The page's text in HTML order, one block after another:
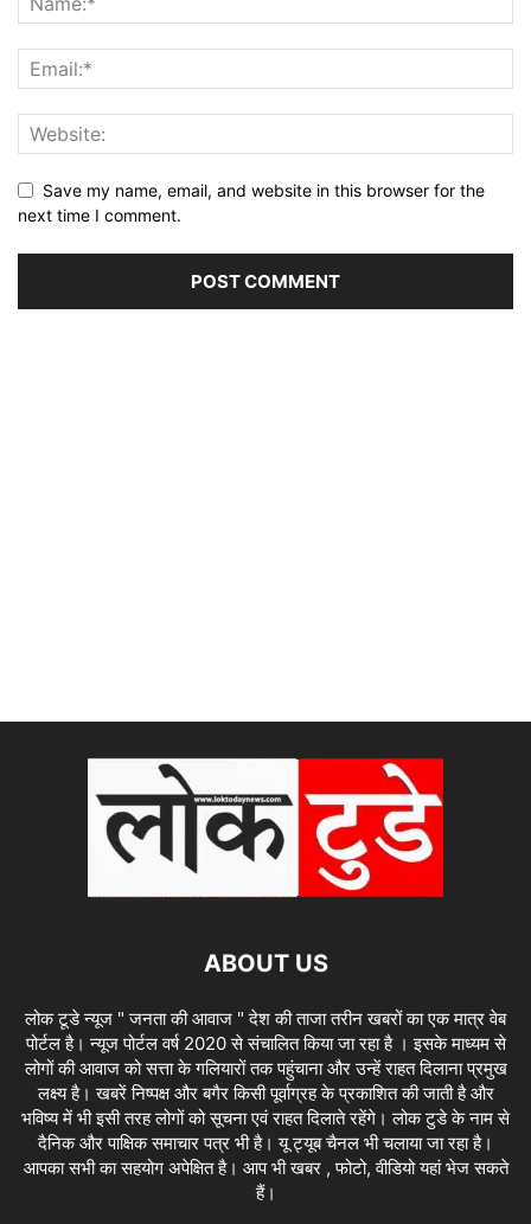
Save my name, email, and website in this browser for the
next time I comment.
ABOUT US
लोक टूडे न्यूज " जनता की आवाज " देश की ताजा तरीन खबरों का एक मात्र वेब
पोर्टल है। न्यूज पोर्टल वर्ष 2020 से संचालित किया जा रहा है । इसके माध्यम से
लोगों की आवाज को सत्ता के गलियारों तक पहुंचाना और उन्हें राहत दिलाना प्रमुख
लक्ष्य है। खबरें निष्पक्ष और बगैर किसी पूर्वाग्रह के प्रकाशित की जाती है और
भविष्य में भी इसी तरह लोगों को सूचना एवं राहत दिलाते रहेंगे। लोक टुडे के नाम से
दैनिक और पाक्षिक समाचार पत्र भी है। यू ट्यूब चैनल भी चलाया जा रहा है।
आपका सभी का सहयोग अपेक्षित है। आप भी खबर , फोटो, वीडियो यहां भेज सकते
हैं।